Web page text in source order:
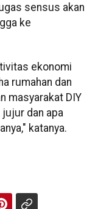
sensus akan
ke
ekonomi
rumahan dan
masyarakat DIY
dan apa
katanya.